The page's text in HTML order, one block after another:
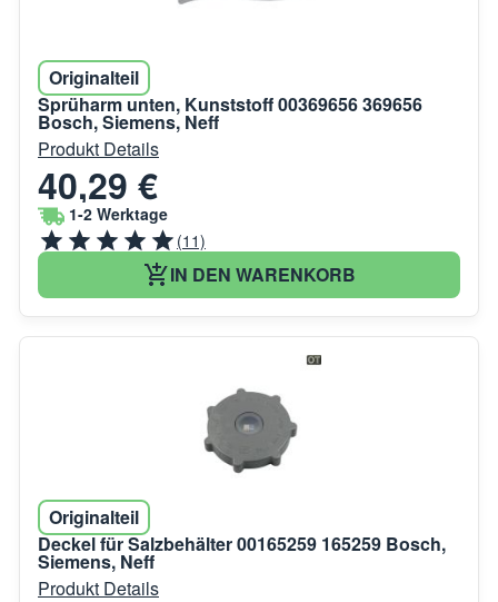
Originalteil
Sprüharm unten, Kunststoff 00369656 369656
Bosch, Siemens, Neff
Produkt Details
40,29 €
1-2 Werktage
(11)
IN DEN WARENKORB
Originalteil
Deckel für Salzbehälter 00165259 165259 Bosch,
Siemens, Neff
Produkt Details